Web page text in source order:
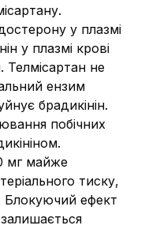
у плазмі
у плазмі крові
Телмісартан не
ензим
брадикінін.
побічних
мг майже
тиску,
Блокуючий ефект